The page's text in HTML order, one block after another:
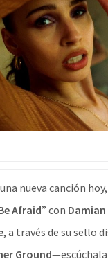
nueva canción hoy,
Afraid” con Damian
, a través de su sello
Ground